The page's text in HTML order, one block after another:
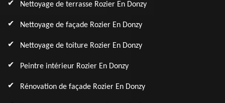
Nettoyage de terrasse Rozier En Donzy
Nettoyage de façade Rozier En Donzy
Nettoyage de toiture Rozier En Donzy
Peintre intérieur Rozier En Donzy
Rénovation de façade Rozier En Donzy